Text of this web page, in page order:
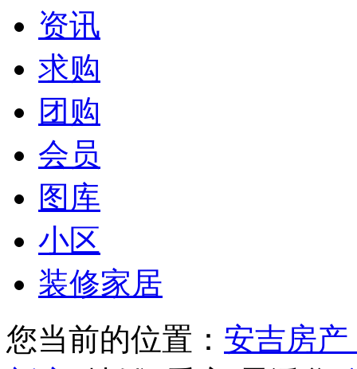
资讯
求购
团购
会员
图库
小区
装修家居
您当前的位置： 安吉房